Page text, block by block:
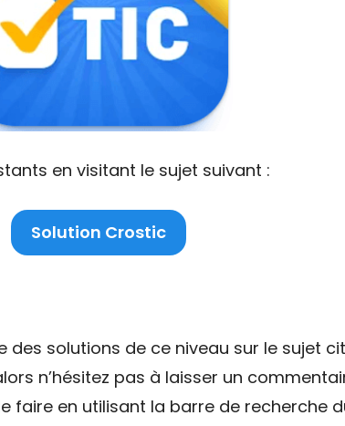
en visitant le sujet suivant :
Solution Crostic
solutions de ce niveau sur le sujet
n’hésitez pas à laisser un
faire en utilisant la barre de recherche